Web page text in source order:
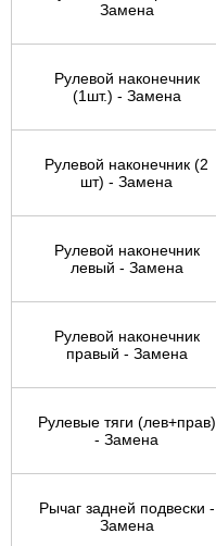
Замена
Рулевой наконечник
(1шт.) - Замена
Рулевой наконечник (2
шт) - Замена
Рулевой наконечник
левый - Замена
Рулевой наконечник
правый - Замена
Рулевые тяги (лев+прав)
- Замена
Рычаг задней подвески -
Замена